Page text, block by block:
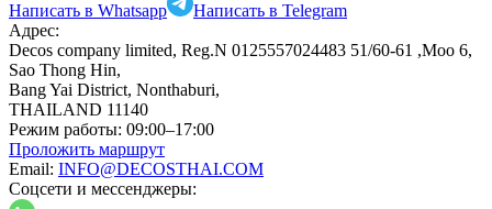
Написать в Whatsapp
Написать в Telegram
Адрес:
Decos company limited, Reg.N 0125557024483 51/60-61 ,Moo 6,
Sao Thong Hin,
Bang Yai District, Nonthaburi,
THAILAND 11140
Режим работы: 09:00–17:00
Проложить маршрут
Email: INFO@DECOSTHAI.COM
Соцсети и мессенджеры: